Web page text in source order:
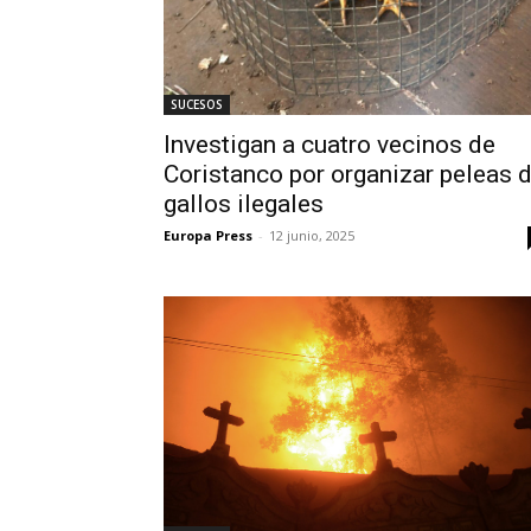
SUCESOS
Investigan a cuatro vecinos de
Coristanco por organizar peleas
gallos ilegales
Europa Press - 12 junio, 2025